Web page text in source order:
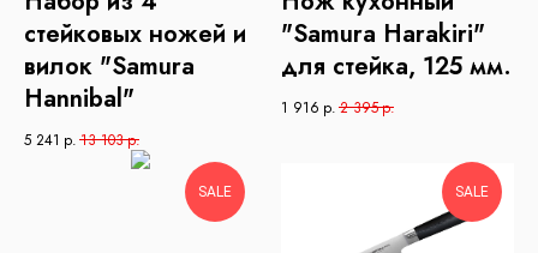
стейковых ножей и
вилок "Samura
Hannibal"
5 241 р. 13 103р.
"Samura Harakiri"
для стейка, 125 мм.
1 916 р. 2 395р.
SALE SALE